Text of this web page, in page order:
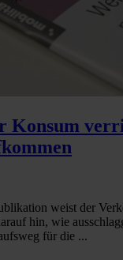
Konsum
weist der
hin, wie
für die ...